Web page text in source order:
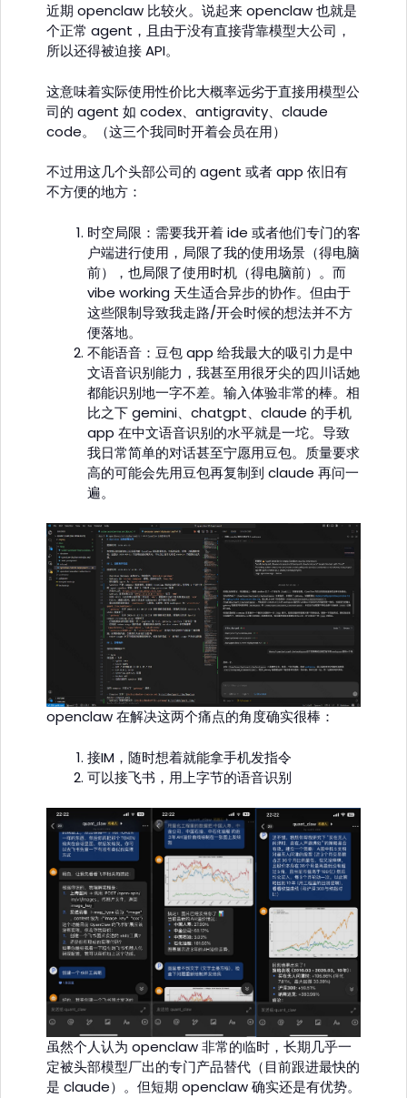
近期 openclaw 比较火。说起来 openclaw 也就是
个正常 agent，且由于没有直接背靠模型大公司，
所以还得被迫接 API。
这意味着实际使用性价比大概率远劣于直接用模型公
司的 agent 如 codex、antigravity、claude
code。（这三个我同时开着会员在用）
不过用这几个头部公司的 agent 或者 app 依旧有
不方便的地方：
时空局限：需要我开着 ide 或者他们专门的客
户端进行使用，局限了我的使用场景（得电脑
前），也局限了使用时机（得电脑前）。而
vibe working 天生适合异步的协作。但由于
这些限制导致我走路/开会时候的想法并不方
便落地。
不能语音：豆包 app 给我最大的吸引力是中
文语音识别能力，我甚至用很牙尖的四川话她
都能识别地一字不差。输入体验非常的棒。相
比之下 gemini、chatgpt、claude 的手机
app 在中文语音识别的水平就是一坨。导致
我日常简单的对话甚至宁愿用豆包。质量要求
高的可能会先用豆包再复制到 claude 再问一
遍。
openclaw 在解决这两个痛点的角度确实很棒：
接IM，随时想着就能拿手机发指令
可以接飞书，用上字节的语音识别
虽然个人认为 openclaw 非常的临时，长期几乎一
定被头部模型厂出的专门产品替代（目前跟进最快的
是 claude）。但短期 openclaw 确实还是有优势。